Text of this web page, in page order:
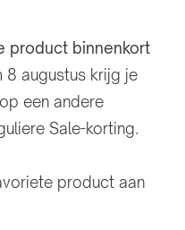
product binnenkort
8 augustus krijg je
een andere
Sale-korting.
product aan